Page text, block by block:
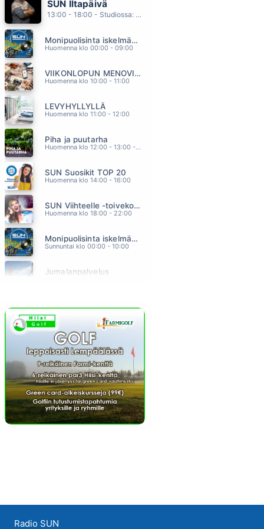
KYLMÄSTÄ LÄMPIMÄÄN
ANNA MA PUHALLAN
POJATKIN ITKEE
HAFANANA
ÄLÄ PELKÄÄ MUA
SUN Iltapäivä
13:00 - 18:00 - Studiossa: Kaisu Lämsä
Monipuolisinta iskelmää ja parasta poppia
Huomenna klo 00:00 - 09:00
VIIKONLOPUN MENOVINKIT
Huomenna klo 10:00 - 11:00
LEVYHYLLYLLÄ
Huomenna klo 11:00 - 12:00
Piha ja puutarha
Huomenna klo 12:00 - 13:00 - Studiossa: Pinsiön Taimisto
SUN Suosikit TOP 20
Huomenna klo 14:00 - 16:00
SUN Viihteelle -toivekonsertti
Huomenna klo 18:00 - 22:00
Monipuolisinta iskelmää ja parasta poppia
Sunnuntai klo 00:00 - 10:00
Jumalanpalvelus
Radio SUN